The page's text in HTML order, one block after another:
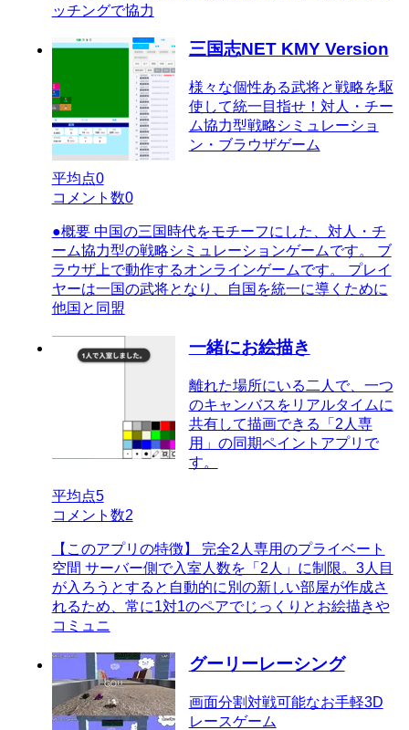
ッチングで協力
三国志NET KMY Version
様々な個性ある武将と戦略を駆
使して統一目指せ！対人・チー
ム協力型戦略シミュレーショ
ン・ブラウザゲーム
平均点0
コメント数0
●概要 中国の三国時代をモチーフにした、対人・チ
ーム協力型の戦略シミュレーションゲームです。 ブ
ラウザ上で動作するオンラインゲームです。 プレイ
ヤーは一国の武将となり、自国を統一に導くために
他国と同盟
一緒にお絵描き
離れた場所にいる二人で、一つ
のキャンバスをリアルタイムに
共有して描画できる「2人専
用」の同期ペイントアプリで
す。
平均点5
コメント数2
【このアプリの特徴】 完全2人専用のプライベート
空間 サーバー側で入室人数を「2人」に制限。3人目
が入ろうとすると自動的に別の新しい部屋が作成さ
れるため、常に1対1のペアでじっくりとお絵描きや
コミュニ
グーリーレーシング
画面分割対戦可能なお手軽3D
レースゲーム